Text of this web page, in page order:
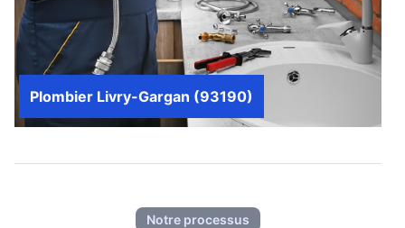
Plombier Livry-Gargan (93190)
Notre processus